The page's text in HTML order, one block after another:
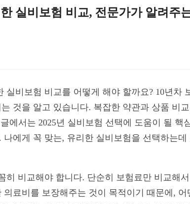
실비보험 비교, 전문가가 알려주
실비보험 비교를 어떻게 해야 할까요? 10년차
것을 알고 있습니다. 복잡한 약관과 상품 비
에서는 2025년 실비보험 선택에 도움이 될 핵
나에게 꼭 맞는, 유리한 실비보험을 선택하는
히 비교해야 합니다. 단순히 보험료만 비교해
의료비를 보장해주는 것이 목적이기 때문에,